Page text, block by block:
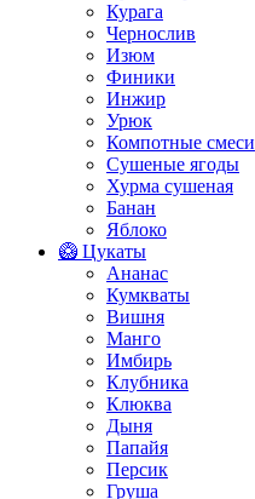
Курага
Чернослив
Изюм
Финики
Инжир
Урюк
Компотные смеси
Сушеные ягоды
Хурма сушеная
Банан
Яблоко
🥝 Цукаты
Ананас
Кумкваты
Вишня
Манго
Имбирь
Клубника
Клюква
Дыня
Папайя
Персик
Груша